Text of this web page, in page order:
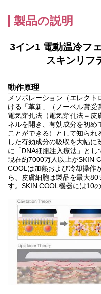
製品の説明
3イン1 電動温冷フ
スキンリフ
動作原理
メソポレーション（エレク
ける「革新」（ノーベル賞受
電気穿孔法（電気穿孔法＝皮
ネルを開き、有効成分を初め
ことができる）として知られ
した有効成分の吸収を大幅に
に「DNA細胞注入療法」とし
現在約7000万人以上がSKIN
COOLは加熱および冷却操作
ら、皮膚細胞は製品を最大
す。SKIN COOL機器には10